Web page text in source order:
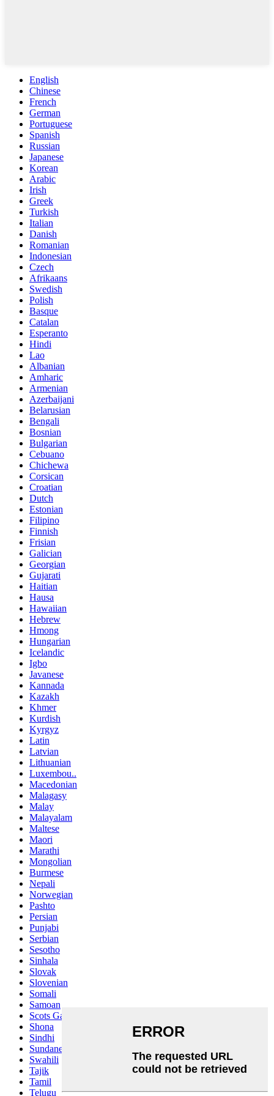
English
Chinese
French
German
Portuguese
Spanish
Russian
Japanese
Korean
Arabic
Irish
Greek
Turkish
Italian
Danish
Romanian
Indonesian
Czech
Afrikaans
Swedish
Polish
Basque
Catalan
Esperanto
Hindi
Lao
Albanian
Amharic
Armenian
Azerbaijani
Belarusian
Bengali
Bosnian
Bulgarian
Cebuano
Chichewa
Corsican
Croatian
Dutch
Estonian
Filipino
Finnish
Frisian
Galician
Georgian
Gujarati
Haitian
Hausa
Hawaiian
Hebrew
Hmong
Hungarian
Icelandic
Igbo
Javanese
Kannada
Kazakh
Khmer
Kurdish
Kyrgyz
Latin
Latvian
Lithuanian
Luxembou..
Macedonian
Malagasy
Malay
Malayalam
Maltese
Maori
Marathi
Mongolian
Burmese
Nepali
Norwegian
Pashto
Persian
Punjabi
Serbian
Sesotho
Sinhala
Slovak
Slovenian
Somali
Samoan
Scots Gaelic
Shona
Sindhi
Sundanese
Swahili
Tajik
Tamil
Telugu